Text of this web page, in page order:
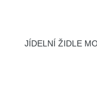
JÍDELNÍ ŽIDLE